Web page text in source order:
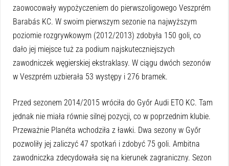
zaowocowały wypożyczeniem do pierwszoligowego Veszprém
Barabás KC. W swoim pierwszym sezonie na najwyższym
poziomie rozgrywkowym (2012/2013) zdobyła 150 goli, co
dało jej miejsce tuż za podium najskuteczniejszych
zawodniczek węgierskiej ekstraklasy. W ciągu dwóch sezonów
w Veszprém uzbierała 53 występy i 276 bramek.
Przed sezonem 2014/2015 wróciła do Győr Audi ETO KC. Tam
jednak nie miała równie silnej pozycji, co w poprzednim klubie.
Przeważnie Planéta wchodziła z ławki. Dwa sezony w Győr
pozwoliły jej zaliczyć 47 spotkań i zdobyć 75 goli. Ambitna
zawodniczka zdecydowała się na kierunek zagraniczny. Sezon